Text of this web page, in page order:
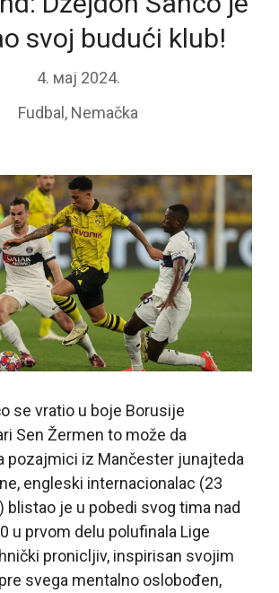
svoj budući klub!
4. мај 2024.
Fudbal , Nemačka
se vratio u boje Borusije
Sen Žermen to može da
pozajmici iz Mančester junajteda
engleski internacionalac (23
blistao je u pobedi svog tima nad
u prvom delu polufinala Lige
pronicljiv, inspirisan svojim
svega mentalno oslobođen,